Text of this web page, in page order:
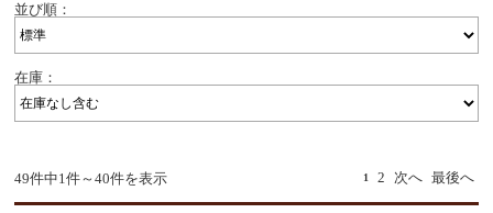
並び順：
在庫：
49件中1件～40件を表示 1 2 次へ 最後へ